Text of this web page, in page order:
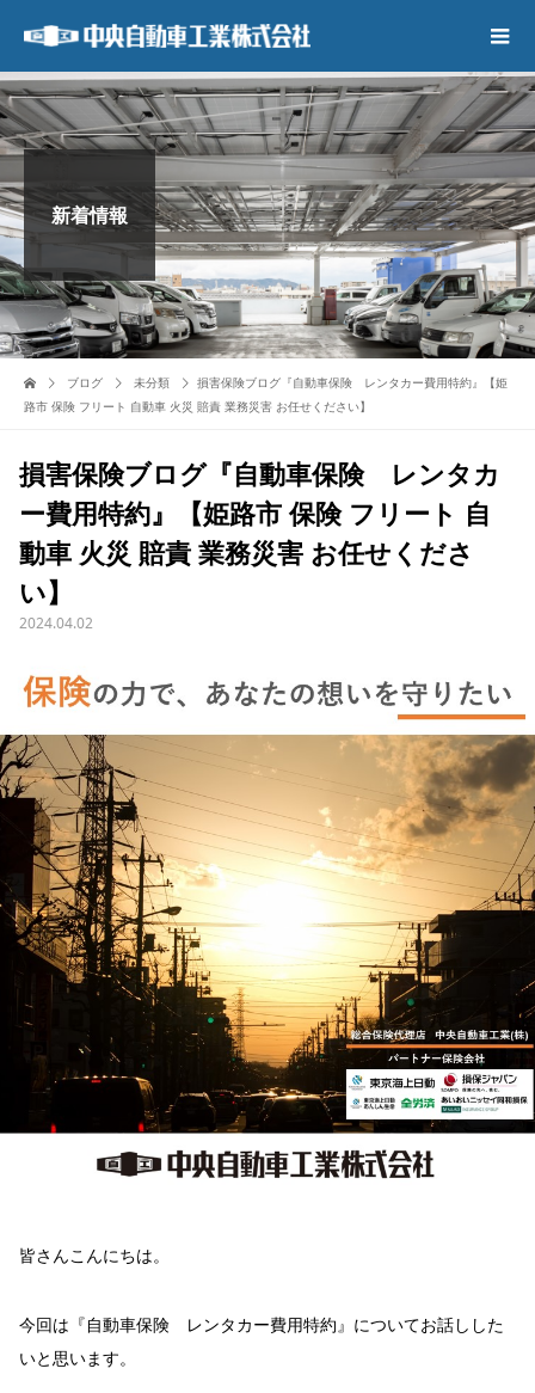
新着情報
ブログ 未分類
損害保険ブログ『自動車保険 レンタカー費用特約』【姫
路市 保険 フリート 自動車 火災 賠責 業務災害 お任せください】
損害保険ブログ『自動車保険 レンタカ
ー費用特約』【姫路市 保険 フリート 自
動車 火災 賠責 業務災害 お任せくださ
い】
2024.04.02
皆さんこんにちは。
今回は『自動車保険 レンタカー費用特約』についてお話しした
いと思います。